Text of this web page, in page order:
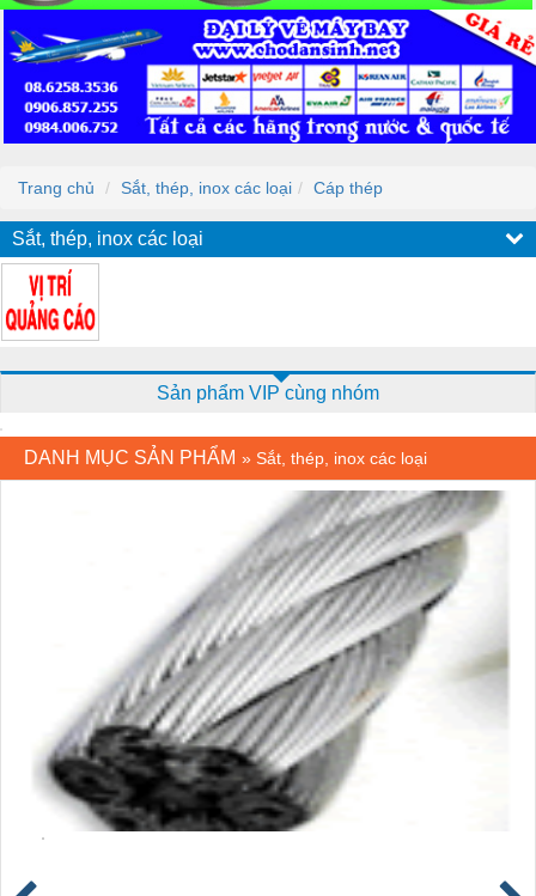
Trang chủ Sắt, thép, inox các loại Cáp thép
Sắt, thép, inox các loại
Sản phẩm VIP cùng nhóm
DANH MỤC SẢN PHẨM » Sắt, thép, inox các loại